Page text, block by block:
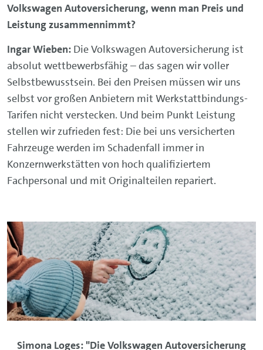
Volkswagen Autoversicherung, wenn man Preis und
Leistung zusammennimmt?
Ingar Wieben: Die Volkswagen Autoversicherung ist
absolut wettbewerbsfähig – das sagen wir voller
Selbstbewusstsein. Bei den Preisen müssen wir uns
selbst vor großen Anbietern mit Werkstattbindungs-
Tarifen nicht verstecken. Und beim Punkt Leistung
stellen wir zufrieden fest: Die bei uns versicherten
Fahrzeuge werden im Schadenfall immer in
Konzernwerkstätten von hoch qualifiziertem
Fachpersonal und mit Originalteilen repariert.
Simona Loges: "Die Volkswagen Autoversicherung